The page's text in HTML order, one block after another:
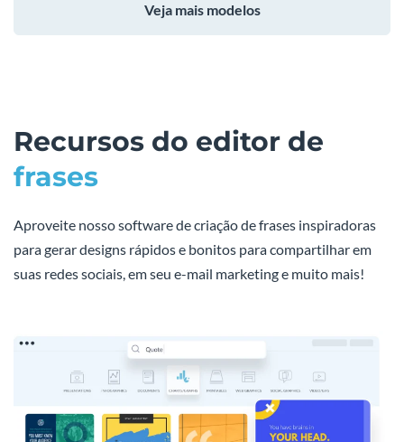
Veja mais modelos
Recursos do editor de
frases
Aproveite nosso software de criação de frases inspiradoras
para gerar designs rápidos e bonitos para compartilhar em
suas redes sociais, em seu e-mail marketing e muito mais!